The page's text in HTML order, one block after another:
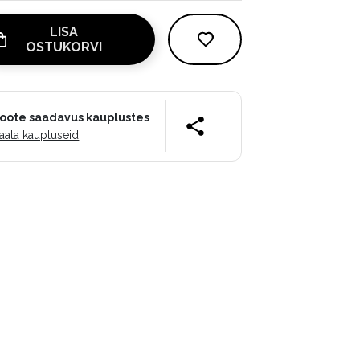
LISA
OSTUKORVI
saadavus kauplustes
kaupluseid